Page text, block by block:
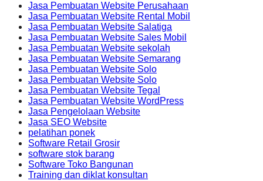
Jasa Pembuatan Website Perusahaan
Jasa Pembuatan Website Rental Mobil
Jasa Pembuatan Website Salatiga
Jasa Pembuatan Website Sales Mobil
Jasa Pembuatan Website sekolah
Jasa Pembuatan Website Semarang
Jasa Pembuatan Website Solo
Jasa Pembuatan Website Solo
Jasa Pembuatan Website Tegal
Jasa Pembuatan Website WordPress
Jasa Pengelolaan Website
Jasa SEO Website
pelatihan ponek
Software Retail Grosir
software stok barang
Software Toko Bangunan
Training dan diklat konsultan